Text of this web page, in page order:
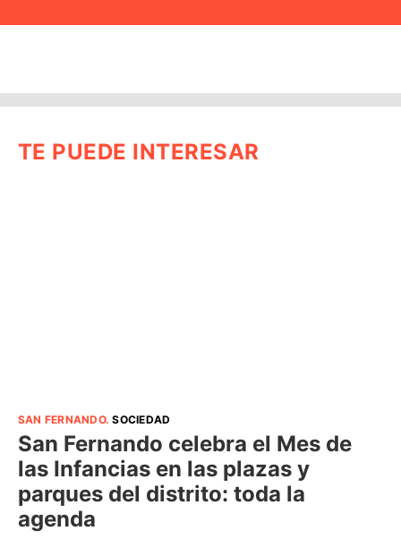
TE PUEDE INTERESAR
SAN FERNANDO.SOCIEDAD
San Fernando celebra el Mes de
las Infancias en las plazas y
parques del distrito: toda la
agenda